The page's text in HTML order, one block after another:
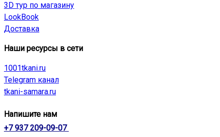
3D тур по магазину
LookBook
Доставка
Наши ресурсы в сети
1001tkani.ru
Telegram канал
tkani-samara.ru
Напишите нам
+7 937 209-09-07